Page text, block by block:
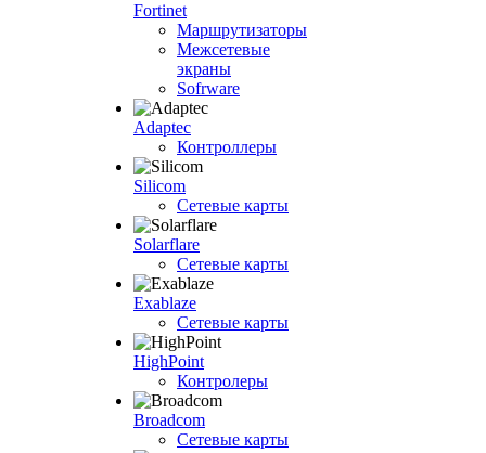
Fortinet
Маршрутизаторы
Межсетевые
экраны
Sofrware
Adaptec
Контроллеры
Silicom
Сетевые карты
Solarflare
Сетевые карты
Exablaze
Сетевые карты
HighPoint
Контролеры
Broadcom
Сетевые карты